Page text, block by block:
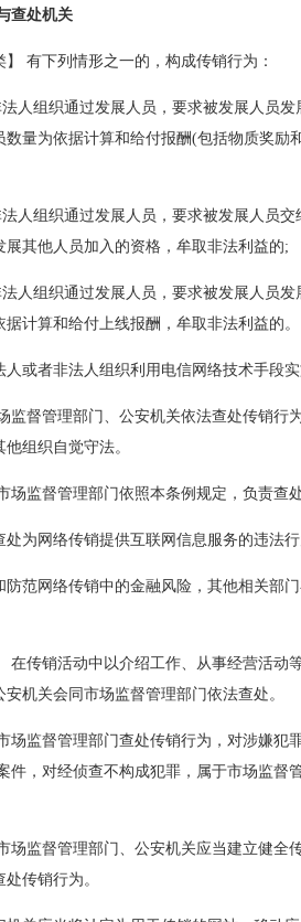
查处机关
有下列情形之一的，构成传销行为：
人组织通过发展人员，要求被发展人员
数量为依据计算和给付报酬(包括物质奖励
人组织通过发展人员，要求被发展人员
其他人员加入的资格，牟取非法利益的;
人组织通过发展人员，要求被发展人员
计算和给付上线报酬，牟取非法利益的。
或者非法人组织利用电信网络技术手段实
监督管理部门、公安机关依法查处传销行
组织自觉守法。
场监督管理部门依照本条例规定，负责查
为网络传销提供互联网信息服务的违法行
防范网络传销中的金融风险，其他相关部
在传销活动中以介绍工作、从事经营活动
机关会同市场监督管理部门依法查处。
场监督管理部门查处传销行为，对涉嫌犯
件，对经侦查不构成犯罪，属于市场监督
场监督管理部门、公安机关应当建立健全
传销行为。